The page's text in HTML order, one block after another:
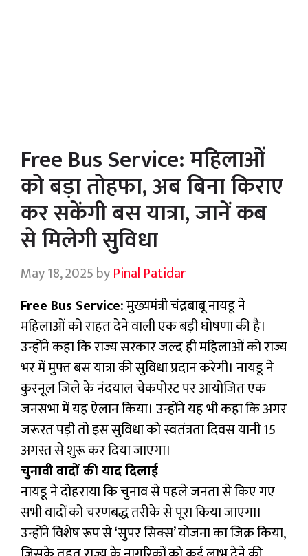
Free Bus Service: महिलाओं
को बड़ा तोहफा, अब बिना किराए
कर सकेंगी बस यात्रा, जानें कब
से मिलेगी सुविधा
May 18, 2025byPinal Patidar
Free Bus Service:मुख्यमंत्री चंद्रबाबू नायडू ने
महिलाओं को राहत देने वाली एक बड़ी घोषणा की है।
उन्होंने कहा कि राज्य सरकार जल्द ही महिलाओं को राज्य
भर में मुफ्त बस यात्रा की सुविधा प्रदान करेगी। नायडू ने
कुरनूल जिले के नंदयाल चेकपोस्ट पर आयोजित एक
जनसभा में यह ऐलान किया। उन्होंने यह भी कहा कि अगर
जरूरत पड़ी तो इस सुविधा को स्वतंत्रता दिवस यानी 15
अगस्त से शुरू कर दिया जाएगा।
चुनावी वादों की याद दिलाई
नायडू ने दोहराया कि चुनाव से पहले जनता से किए गए
सभी वादों को चरणबद्ध तरीके से पूरा किया जाएगा।
उन्होंने विशेष रूप से ‘सुपर सिक्स’ योजना का जिक्र किया,